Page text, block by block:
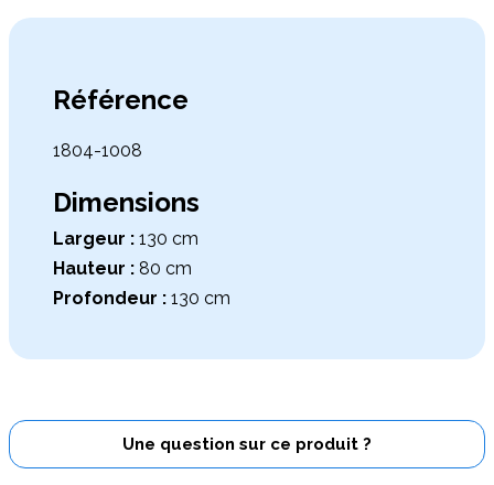
Référence
1804-1008
Dimensions
Largeur : 130 cm
Hauteur : 80 cm
Profondeur : 130 cm
Une question sur ce produit ?